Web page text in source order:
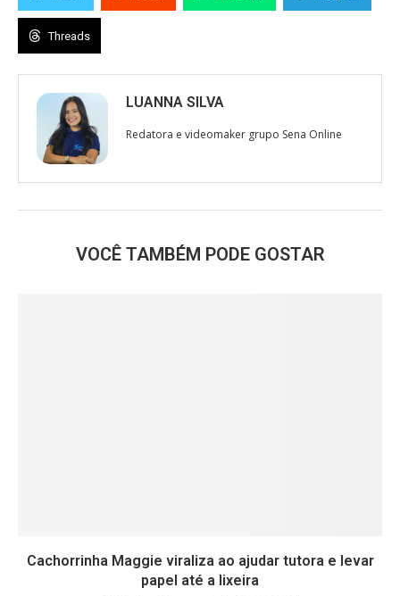
Threads
LUANNA SILVA
Redatora e videomaker grupo Sena Online
VOCÊ TAMBÉM PODE GOSTAR
Cachorrinha Maggie viraliza ao ajudar tutora e levar
papel até a lixeira